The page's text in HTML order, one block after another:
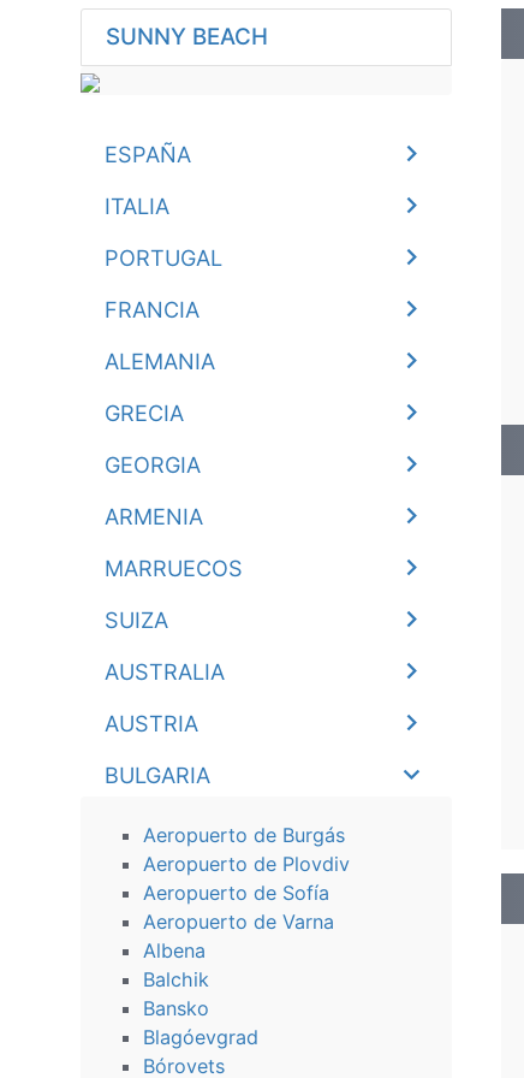
SUNNY BEACH
ESPAÑA
ITALIA
PORTUGAL
FRANCIA
ALEMANIA
GRECIA
GEORGIA
ARMENIA
MARRUECOS
SUIZA
AUSTRALIA
AUSTRIA
BULGARIA
Aeropuerto de Burgás
Aeropuerto de Plovdiv
Aeropuerto de Sofía
Aeropuerto de Varna
Albena
Balchik
Bansko
Blagóevgrad
Bórovеts